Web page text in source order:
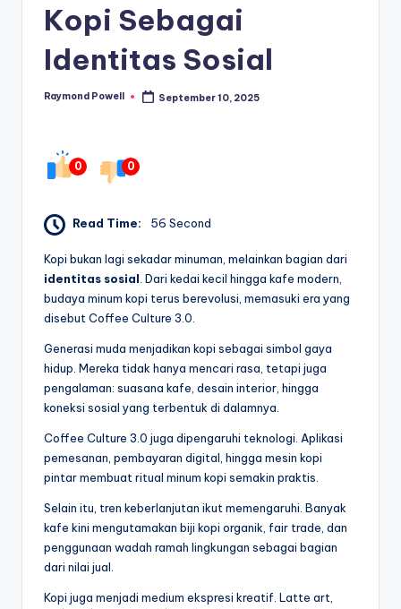
Kopi Sebagai
Identitas Sosial
Posted
Raymond Powell September 10, 2025
0 0
Read Time: 56 Second
Kopi bukan lagi sekadar minuman, melainkan bagian dari
identitas sosial . Dari kedai kecil hingga kafe modern,
budaya minum kopi terus berevolusi, memasuki era yang
disebut Coffee Culture 3.0.
Generasi muda menjadikan kopi sebagai simbol gaya
hidup. Mereka tidak hanya mencari rasa, tetapi juga
pengalaman: suasana kafe, desain interior, hingga
koneksi sosial yang terbentuk di dalamnya.
Coffee Culture 3.0 juga dipengaruhi teknologi. Aplikasi
pemesanan, pembayaran digital, hingga mesin kopi
pintar membuat ritual minum kopi semakin praktis.
Selain itu, tren keberlanjutan ikut memengaruhi. Banyak
kafe kini mengutamakan biji kopi organik, fair trade, dan
penggunaan wadah ramah lingkungan sebagai bagian
dari nilai jual.
Kopi juga menjadi medium ekspresi kreatif. Latte art,